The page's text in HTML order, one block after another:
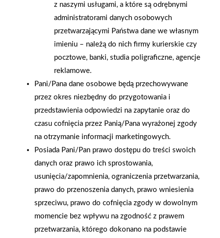
Grupa PSB Handel S.A.
gra z WOŚP. Powstała
firmowa eSkarbonka na
rzecz gastroenterologii
dziecięcej
Zacisze S.A. dołącza do
Grupy PSB. Sieć kończy
rok strategicznym
otwarciem po
rebrandingu
z naszymi usługami, a które są odrębnymi
administratorami danych osobowych
przetwarzającymi Państwa dane we własnym
imieniu – należą do nich firmy kurierskie czy
pocztowe, banki, studia poligraficzne, agencje
reklamowe.
Pani/Pana dane osobowe będą przechowywane
przez okres niezbędny do przygotowania i
przedstawienia odpowiedzi na zapytanie oraz do
czasu cofnięcia przez Panią/Pana wyrażonej zgody
na otrzymanie informacji marketingowych.
Posiada Pani/Pan prawo dostępu do treści swoich
danych oraz prawo ich sprostowania,
usunięcia/zapomnienia, ograniczenia przetwarzania,
prawo do przenoszenia danych, prawo wniesienia
sprzeciwu, prawo do cofnięcia zgody w dowolnym
momencie bez wpływu na zgodność z prawem
przetwarzania, którego dokonano na podstawie